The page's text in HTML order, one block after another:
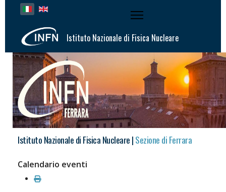
Seleziona la tua lingua
Istituto Nazionale di Fisica Nucleare
Istituto Nazionale di Fisica Nucleare |Sezione di Ferrara
Calendario eventi